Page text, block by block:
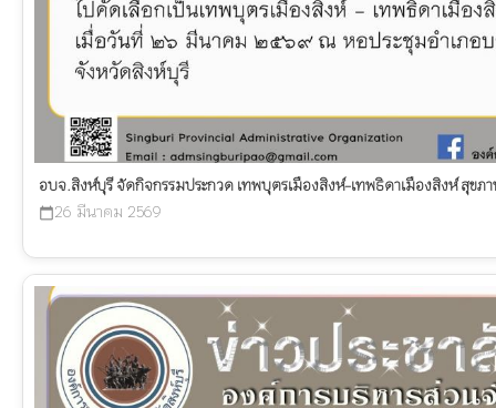
อบจ.สิงห์บุรี จัดกิจกรรมประกวด เทพบุตรเมืองสิงห์-เทพธิดาเมืองสิงห์ สุขภ
calendar_today 26 มีนาคม 2569